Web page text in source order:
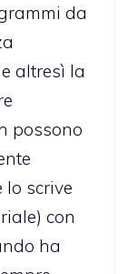
da
altresì la
possono
lo scrive
con
ha